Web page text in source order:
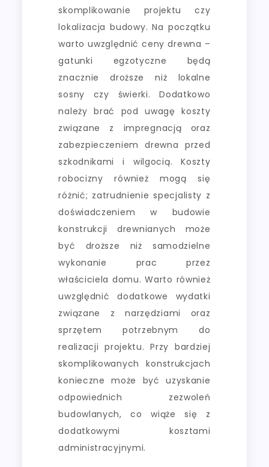
skomplikowanie projektu czy
lokalizacja budowy. Na początku
warto uwzględnić ceny drewna –
gatunki egzotyczne będą
znacznie droższe niż lokalne
sosny czy świerki. Dodatkowo
należy brać pod uwagę koszty
związane z impregnacją oraz
zabezpieczeniem drewna przed
szkodnikami i wilgocią. Koszty
robocizny również mogą się
różnić; zatrudnienie specjalisty z
doświadczeniem w budowie
konstrukcji drewnianych może
być droższe niż samodzielne
wykonanie prac przez
właściciela domu. Warto również
uwzględnić dodatkowe wydatki
związane z narzędziami oraz
sprzętem potrzebnym do
realizacji projektu. Przy bardziej
skomplikowanych konstrukcjach
konieczne może być uzyskanie
odpowiednich zezwoleń
budowlanych, co wiąże się z
dodatkowymi kosztami
administracyjnymi.